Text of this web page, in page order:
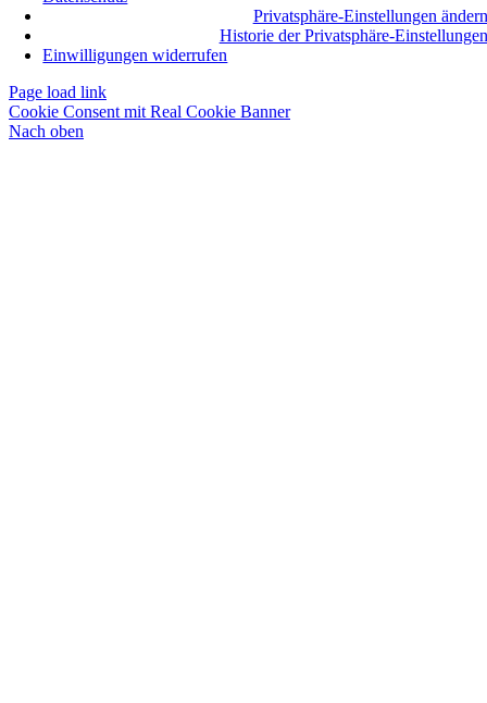
Privatsphäre-Einstellungen ändern
Historie der Privatsphäre-Einstellungen
Einwilligungen widerrufen
Page load link
Cookie Consent mit Real Cookie Banner
Nach oben